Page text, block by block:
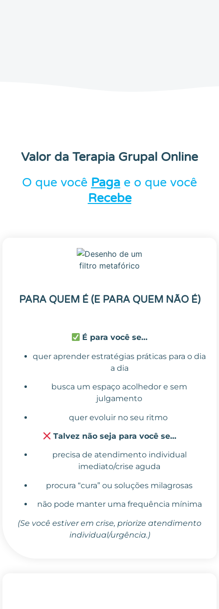
Valor da Terapia Grupal Online
O que você Paga e o que você
Recebe
PARA QUEM É (E PARA QUEM NÃO É)
É para você se…
quer aprender estratégias práticas para o dia
a dia
busca um espaço acolhedor e sem
julgamento
quer evoluir no seu ritmo
Talvez não seja para você se…
precisa de atendimento individual
imediato/crise aguda
procura “cura” ou soluções milagrosas
não pode manter uma frequência mínima
(Se você estiver em crise, priorize atendimento
individual/urgência.)